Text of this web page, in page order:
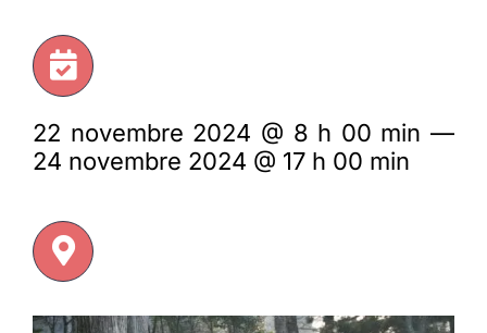
Intéressés
Spiritualité
L’actu
22 novembre 2024 @ 8 h 00 min —
24 novembre 2024 @ 17 h 00 min